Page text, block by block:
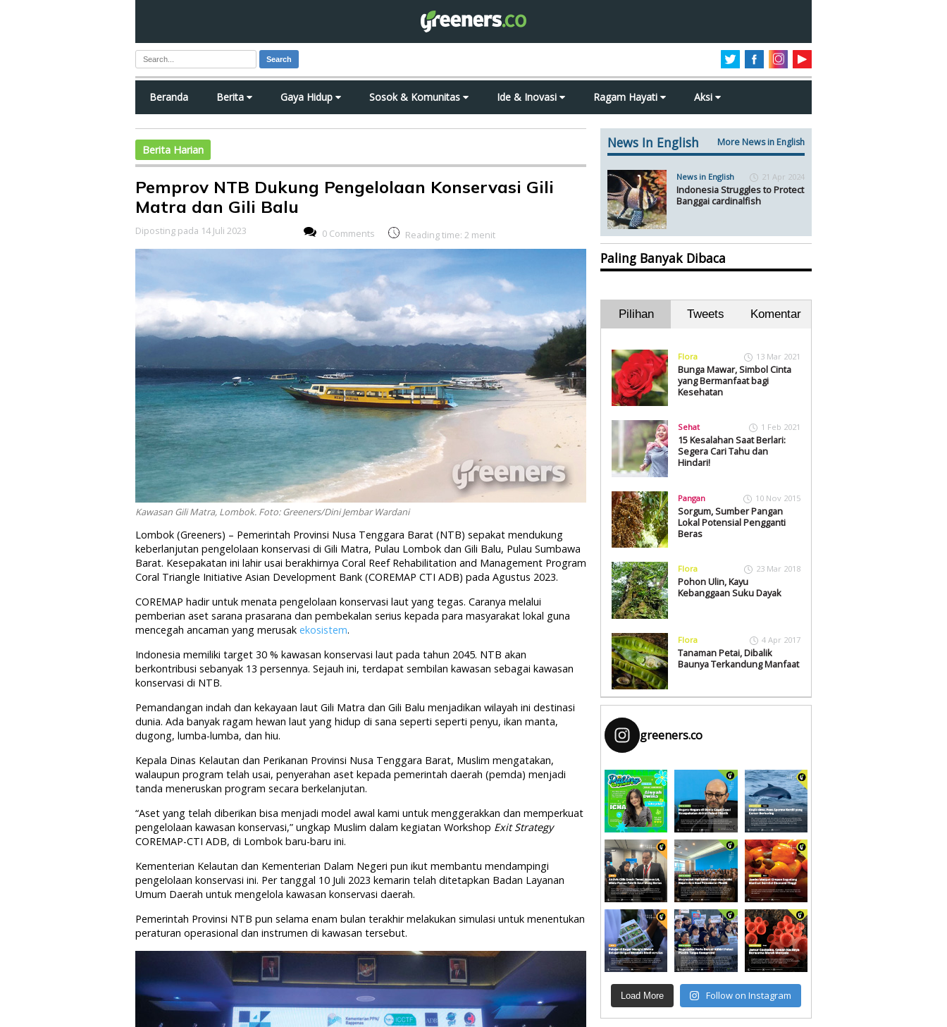
Search
Beranda Berita Gaya Hidup Sosok & Komunitas Ide & Inovasi Ragam Hayati Aksi
Berita Harian
Pemprov NTB Dukung Pengelolaan Konservasi Gili
Matra dan Gili Balu
Diposting pada 14 Juli 2023 0 Comments Reading time: 2 menit
Kawasan Gili Matra, Lombok. Foto: Greeners/Dini Jembar Wardani
Lombok (Greeners) – Pemerintah Provinsi Nusa Tenggara Barat (NTB) sepakat mendukung
keberlanjutan pengelolaan konservasi di Gili Matra, Pulau Lombok dan Gili Balu, Pulau Sumbawa
Barat. Kesepakatan ini lahir usai berakhirnya Coral Reef Rehabilitation and Management Program
Coral Triangle Initiative Asian Development Bank (COREMAP CTI ADB) pada Agustus 2023.
COREMAP hadir untuk menata pengelolaan konservasi laut yang tegas. Caranya melalui
pemberian aset sarana prasarana dan pembekalan serius kepada para masyarakat lokal guna
mencegah ancaman yang merusak ekosistem.
Indonesia memiliki target 30 % kawasan konservasi laut pada tahun 2045. NTB akan
berkontribusi sebanyak 13 persennya. Sejauh ini, terdapat sembilan kawasan sebagai kawasan
konservasi di NTB.
Pemandangan indah dan kekayaan laut Gili Matra dan Gili Balu menjadikan wilayah ini destinasi
dunia. Ada banyak ragam hewan laut yang hidup di sana seperti seperti penyu, ikan manta,
dugong, lumba-lumba, dan hiu.
Kepala Dinas Kelautan dan Perikanan Provinsi Nusa Tenggara Barat, Muslim mengatakan,
walaupun program telah usai, penyerahan aset kepada pemerintah daerah (pemda) menjadi
tanda meneruskan program secara berkelanjutan.
“Aset yang telah diberikan bisa menjadi model awal kami untuk menggerakkan dan memperkuat
pengelolaan kawasan konservasi,” ungkap Muslim dalam kegiatan Workshop Exit Strategy
COREMAP-CTI ADB, di Lombok baru-baru ini.
Kementerian Kelautan dan Kementerian Dalam Negeri pun ikut membantu mendampingi
pengelolaan konservasi ini. Per tanggal 10 Juli 2023 kemarin telah ditetapkan Badan Layanan
Umum Daerah untuk mengelola kawasan konservasi daerah.
Pemerintah Provinsi NTB pun selama enam bulan terakhir melakukan simulasi untuk menentukan
peraturan operasional dan instrumen di kawasan tersebut.
News In English More News in English
News in English 21 Apr 2024
Indonesia Struggles to Protect
Banggai cardinalfish
Paling Banyak Dibaca
Pilihan Tweets Komentar
Flora 13 Mar 2021
Bunga Mawar, Simbol Cinta
yang Bermanfaat bagi
Kesehatan
Sehat 1 Feb 2021
15 Kesalahan Saat Berlari:
Segera Cari Tahu dan
Hindari!
Pangan 10 Nov 2015
Sorgum, Sumber Pangan
Lokal Potensial Pengganti
Beras
Flora 23 Mar 2018
Pohon Ulin, Kayu
Kebanggaan Suku Dayak
Flora 4 Apr 2017
Tanaman Petai, Dibalik
Baunya Terkandung Manfaat
greeners.co
Load More Follow on Instagram